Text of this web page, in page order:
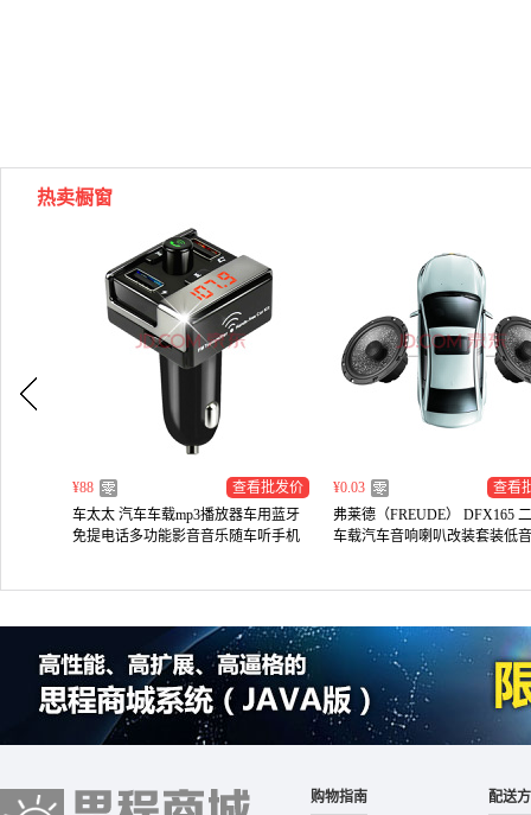
热卖橱窗
¥88
查看批发价
车太太 汽车车载mp3播放器车用蓝牙
免提电话多功能影音音乐随车听手机
¥0.03
查看
弗莱德（FREUDE） DFX165
车载汽车音响喇叭改装套装低
购物指南 配送